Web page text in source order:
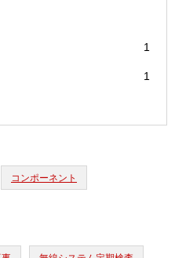
1
1
コンポーネント